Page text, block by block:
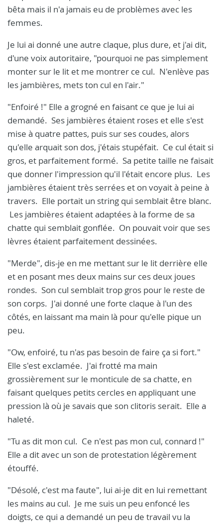
bêta mais il n'a jamais eu de problèmes avec les
femmes.
Je lui ai donné une autre claque, plus dure, et j'ai dit,
d'une voix autoritaire, "pourquoi ne pas simplement
monter sur le lit et me montrer ce cul. N'enlève pas
les jambières, mets ton cul en l'air."
"Enfoiré !" Elle a grogné en faisant ce que je lui ai
demandé. Ses jambières étaient roses et elle s'est
mise à quatre pattes, puis sur ses coudes, alors
qu'elle arquait son dos, j'étais stupéfait. Ce cul était si
gros, et parfaitement formé. Sa petite taille ne faisait
que donner l'impression qu'il l'était encore plus. Les
jambières étaient très serrées et on voyait à peine à
travers. Elle portait un string qui semblait être blanc.
Les jambières étaient adaptées à la forme de sa
chatte qui semblait gonflée. On pouvait voir que ses
lèvres étaient parfaitement dessinées.
"Merde", dis-je en me mettant sur le lit derrière elle
et en posant mes deux mains sur ces deux joues
rondes. Son cul semblait trop gros pour le reste de
son corps. J'ai donné une forte claque à l'un des
côtés, en laissant ma main là pour qu'elle pique un
peu.
"Ow, enfoiré, tu n'as pas besoin de faire ça si fort."
Elle s'est exclamée. J'ai frotté ma main
grossièrement sur le monticule de sa chatte, en
faisant quelques petits cercles en appliquant une
pression là où je savais que son clitoris serait. Elle a
haleté.
"Tu as dit mon cul. Ce n'est pas mon cul, connard !"
Elle a dit avec un son de protestation légèrement
étouffé.
"Désolé, c'est ma faute", lui ai-je dit en lui remettant
les mains au cul. Je me suis un peu enfoncé les
doigts, ce qui a demandé un peu de travail vu la